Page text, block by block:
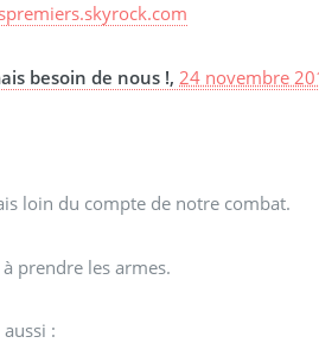
besoin de nous !, 24 novembre
loin du compte de notre combat.
prendre les armes.
: